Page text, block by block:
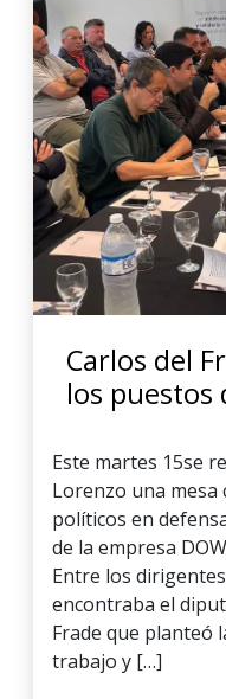
Carlos del
los puestos
Este martes 15se
Lorenzo una mesa
políticos en
de la empresa
Entre los
encontraba el
Frade que planteó
trabajo y […]